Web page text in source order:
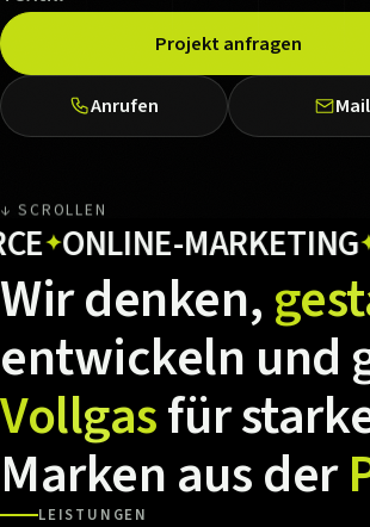
Projekt anfragen
Anrufen Mail
↓ SCROLLEN
ONLINE-MARKETING✦ UX
Wirdenken,
entwickeln und
Vollgasfür
Markenausder
LEISTUNGEN